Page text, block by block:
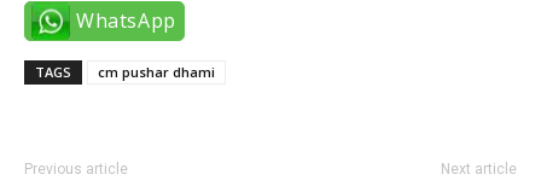
WhatsApp
TAGS cm pushar dhami
Previous article Next article